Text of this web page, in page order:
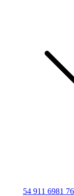
54 911 6981